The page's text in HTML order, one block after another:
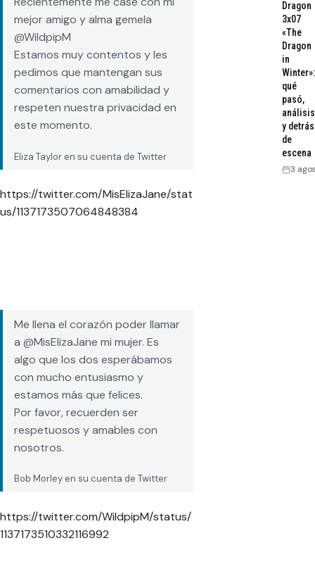
mejor amigo y alma gemela
@WildpipM
Estamos muy contentos y les
pedimos que mantengan sus
comentarios con amabilidad y
respeten nuestra privacidad en
este momento.
Eliza Taylor en su cuenta de Twitter
https://twitter.com/MisElizaJane/stat
us/1137173507064848384
Me llena el corazón poder llamar
a @MisElizaJane mi mujer. Es
algo que los dos esperábamos
con mucho entusiasmo y
estamos más que felices.
Por favor, recuerden ser
respetuosos y amables con
nosotros.
Bob Morley en su cuenta de Twitter
https://twitter.com/WildpipM/status/
1137173510332116992
Dragon
3x07
«The
Dragon
in
Winter»:
qué
pasó,
análisis
y detrás
de
escena
3